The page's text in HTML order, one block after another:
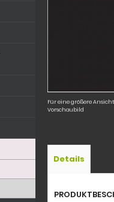
Für eine größere
Vorschaubild
Details